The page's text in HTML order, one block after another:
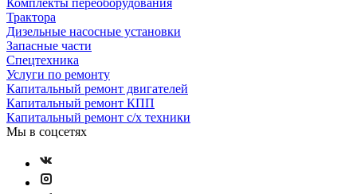
Комплекты переоборудования
Трактора
Дизельные насосные установки
Запасные части
Спецтехника
Услуги по ремонту
Капитальный ремонт двигателей
Капитальный ремонт КПП
Капитальный ремонт с/х техники
Мы в соцсетях